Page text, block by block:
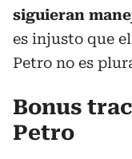
siguieran
es injusto que
Petro no es
Bonus
Petro